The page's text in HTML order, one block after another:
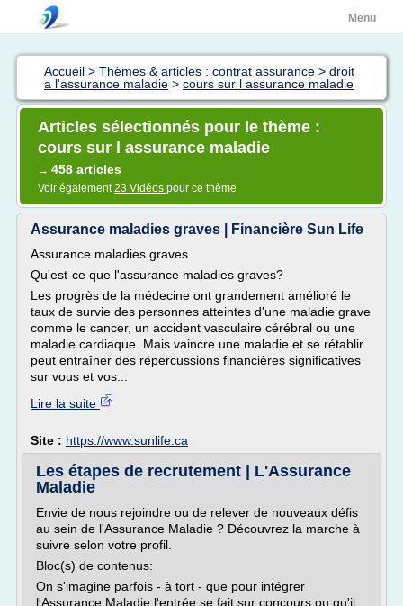
Menu
Accueil > Thèmes & articles : contrat assurance > droit
a l'assurance maladie > cours sur l assurance maladie
Articles sélectionnés pour le thème :
cours sur l assurance maladie
→ 458 articles
Voir également23 Vidéos pour ce thème
Assurance maladies graves | Financière Sun Life
Assurance maladies graves
Qu'est-ce que l'assurance maladies graves?
Les progrès de la médecine ont grandement amélioré le
taux de survie des personnes atteintes d'une maladie grave
comme le cancer, un accident vasculaire cérébral ou une
maladie cardiaque. Mais vaincre une maladie et se rétablir
peut entraîner des répercussions financières significatives
sur vous et vos...
Lire la suite
Site : https://www.sunlife.ca
Les étapes de recrutement | L'Assurance
Maladie
Envie de nous rejoindre ou de relever de nouveaux défis
au sein de l'Assurance Maladie ? Découvrez la marche à
suivre selon votre profil.
Bloc(s) de contenus:
On s'imagine parfois - à tort - que pour intégrer
l'Assurance Maladie l'entrée se fait sur concours ou qu'il